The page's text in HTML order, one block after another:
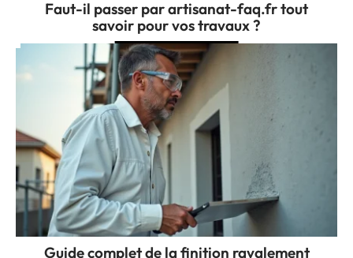
Faut-il passer par artisanat-faq.fr tout
savoir pour vos travaux ?
Guide complet de la finition ravalement